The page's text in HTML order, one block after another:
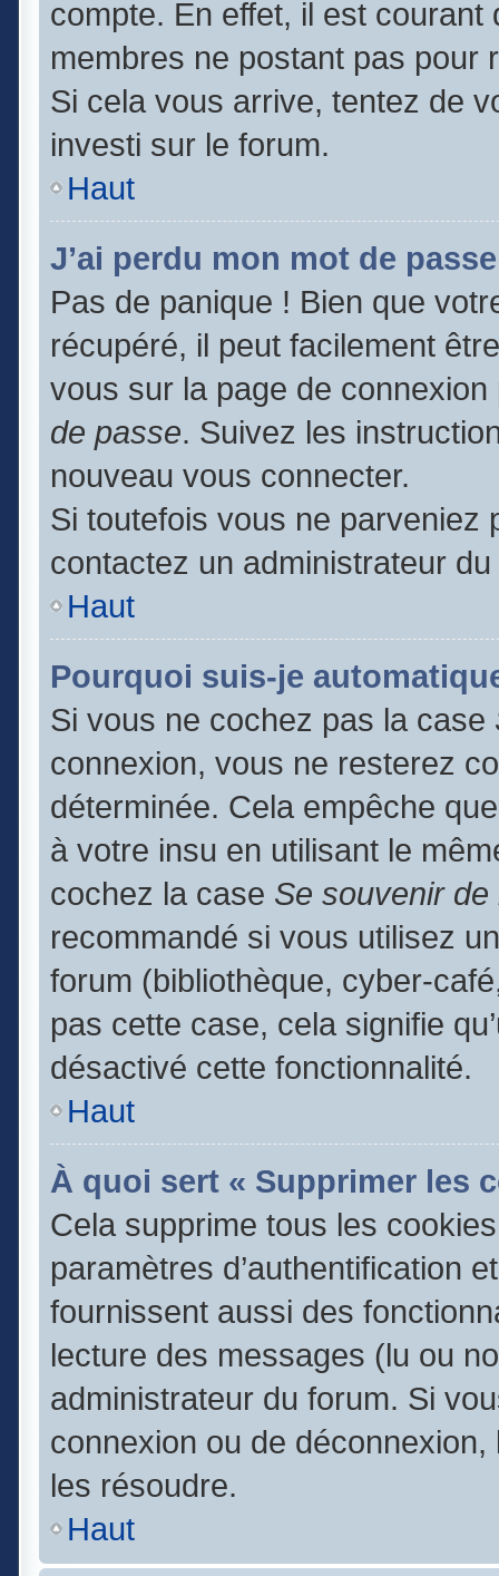
compte. En effet, il est
membres ne postant pas pour
Si cela vous arrive, tentez de
investi sur le forum.
Haut
J’ai perdu mon mot de
Pas de panique ! Bien que
récupéré, il peut facilement
vous sur la page de
de passe. Suivez les
nouveau vous connecter.
Si toutefois vous ne parveniez
contactez un administrateur
Haut
Pourquoi suis-je
Si vous ne cochez pas la case
connexion, vous ne resterez
déterminée. Cela empêche
à votre insu en utilisant le
cochez la case Se souvenir de
recommandé si vous utilisez
forum (bibliothèque, cyber-
pas cette case, cela signifie
désactivé cette fonctionnalité.
Haut
À quoi sert « Supprimer les
Cela supprime tous les
paramètres d’authentification
fournissent aussi des
lecture des messages (lu ou
administrateur du forum. Si
connexion ou de
les résoudre.
Haut